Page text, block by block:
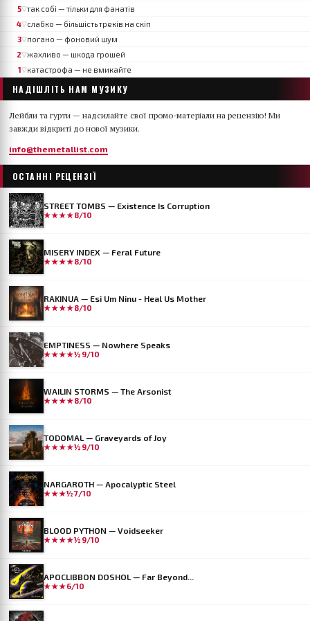
5▽так собі — тільки для фанатів
4▽слабко — більшість треків на скіп
3▽погано — фоновий шум
2▽жахливо — шкода грошей
1▽катастрофа — не вмикайте
НАДІШЛІТЬ НАМ МУЗИКУ
Лейбли та гурти — надсилайте свої промо-матеріали на рецензію! Ми
завжди відкриті до нової музики.
info@themetallist.com
ОСТАННІ РЕЦЕНЗІЇ
STREET TOMBS — Existence Is Corruption
★★★★8/10
MISERY INDEX — Feral Future
★★★★8/10
RAKINUA — Esi Um Ninu - Heal Us Mother
★★★★8/10
EMPTINESS — Nowhere Speaks
★★★★½ 9/10
WAILIN STORMS — The Arsonist
★★★★8/10
TODOMAL — Graveyards of Joy
★★★★½ 9/10
NARGAROTH — Apocalyptic Steel
★★★½7/10
BLOOD PYTHON — Voidseeker
★★★★½ 9/10
APOCLIBBON DOSHOL — Far Beyond...
★★★6/10